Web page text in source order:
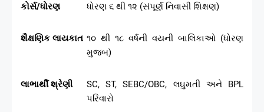
કોર્સ/ધોરણ ધોરણ ૬ થી ૧૨ (સંપૂર્ણ નિવાસી શિક્ષણ)
શૈક્ષણિક લાયકાત ૧૦ થી ૧૮ વર્ષની વયની બાલિકાઓ (ધોરણ
મુજબ)
લાભાર્થી શ્રેણી
SC, ST, SEBC/OBC, લઘુમતી અને BPL
પરિવારો